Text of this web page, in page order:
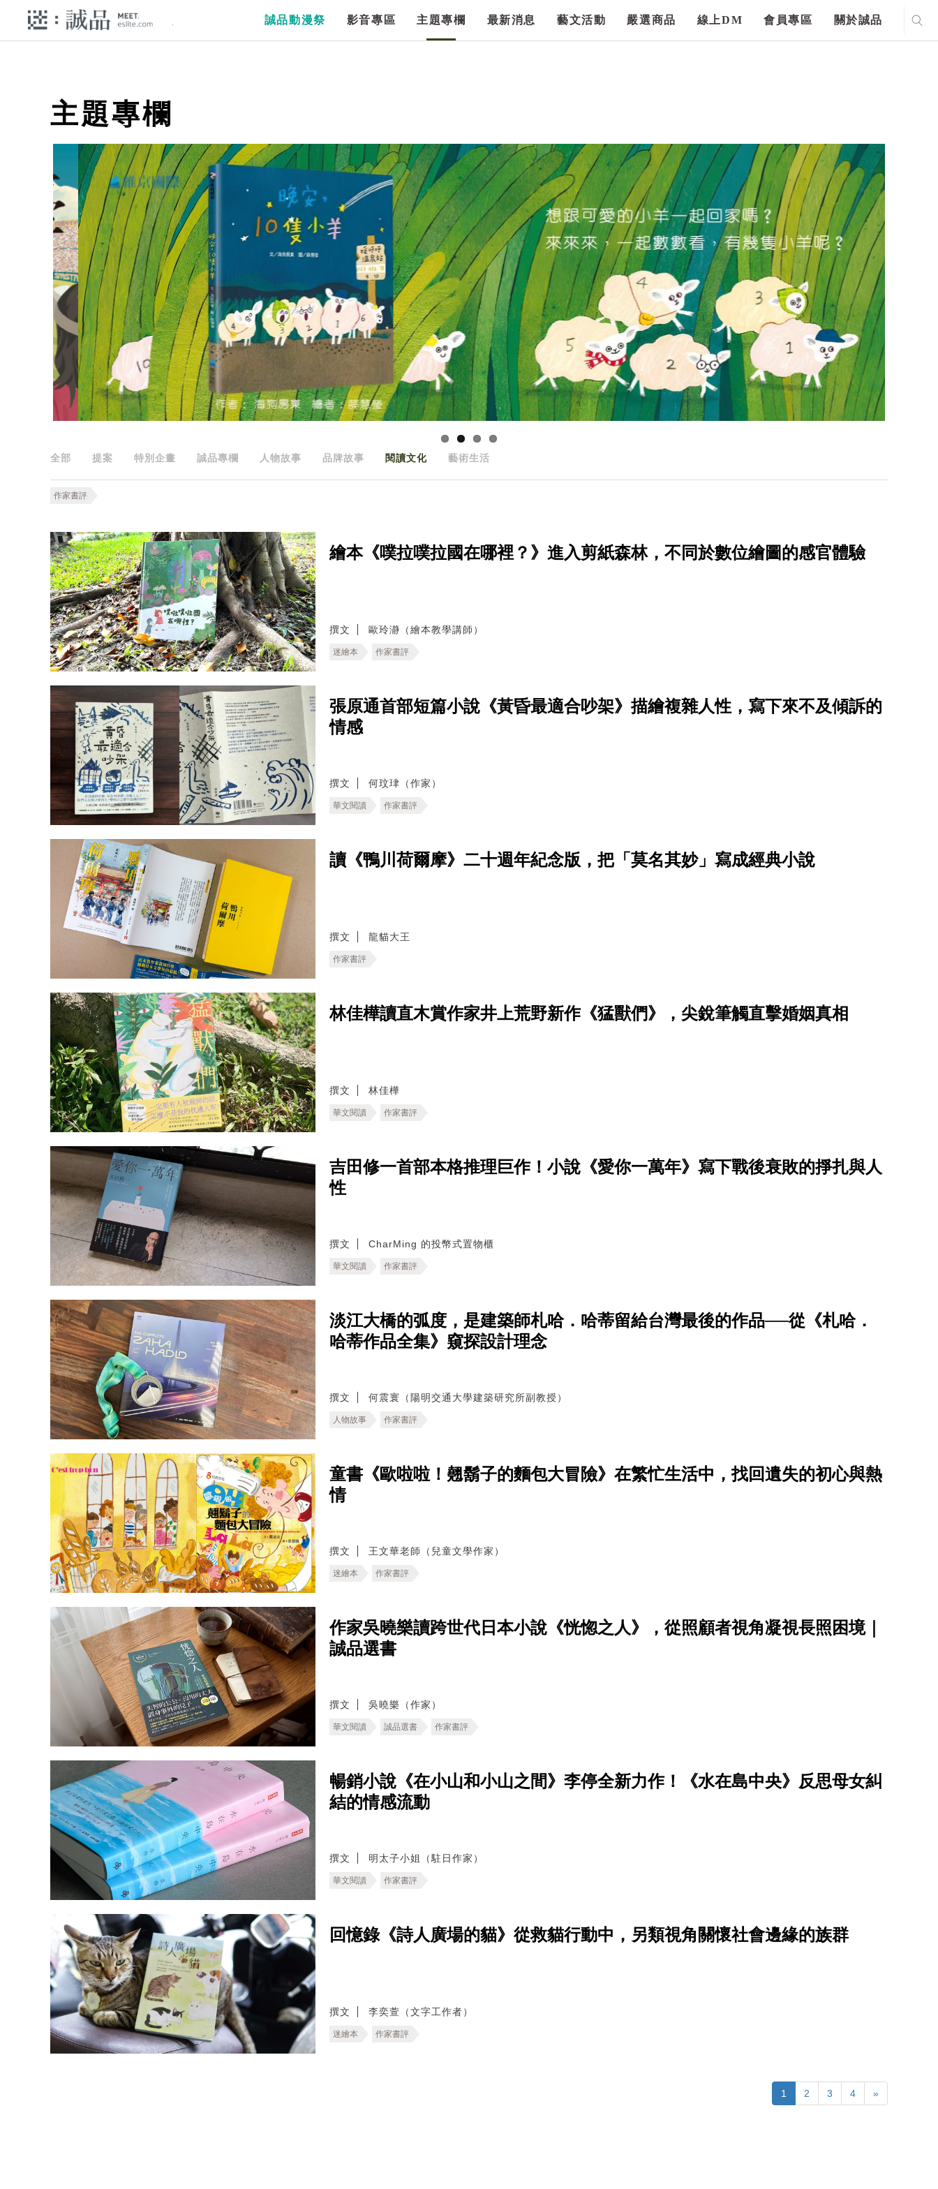
誠品動漫祭 影音專區 主題專欄 最新消息 藝文活動 嚴選商品 線上DM 會員專區 關於誠品
主題專欄
全部 提案 特別企畫 誠品專欄 人物故事 品牌故事 閱讀文化 藝術生活
作家書評
繪本《噗拉噗拉國在哪裡？》進入剪紙森林，不同於數位繪圖的感官體驗
撰文 歐玲瀞（繪本教學講師）
迷繪本 作家書評
張原通首部短篇小說《黃昏最適合吵架》描繪複雜人性，寫下來不及傾訴的
情感
撰文 何玟珒（作家）
華文閱讀 作家書評
讀《鴨川荷爾摩》二十週年紀念版，把「莫名其妙」寫成經典小說
撰文 龍貓大王
作家書評
林佳樺讀直木賞作家井上荒野新作《猛獸們》，尖銳筆觸直擊婚姻真相
撰文 林佳樺
華文閱讀 作家書評
吉田修一首部本格推理巨作！小說《愛你一萬年》寫下戰後衰敗的掙扎與人
性
撰文 CharMing 的投幣式置物櫃
華文閱讀 作家書評
淡江大橋的弧度，是建築師札哈．哈蒂留給台灣最後的作品──從《札哈．
哈蒂作品全集》窺探設計理念
撰文 何震寰（陽明交通大學建築研究所副教授）
人物故事 作家書評
童書《歐啦啦！翹鬍子的麵包大冒險》在繁忙生活中，找回遺失的初心與熱
情
撰文 王文華老師（兒童文學作家）
迷繪本 作家書評
作家吳曉樂讀跨世代日本小說《恍惚之人》，從照顧者視角凝視長照困境｜
誠品選書
撰文 吳曉樂（作家）
華文閱讀 誠品選書 作家書評
暢銷小說《在小山和小山之間》李停全新力作！《水在島中央》反思母女糾
結的情感流動
撰文 明太子小姐（駐日作家）
華文閱讀 作家書評
回憶錄《詩人廣場的貓》從救貓行動中，另類視角關懷社會邊緣的族群
撰文 李奕萱（文字工作者）
迷繪本 作家書評
1 2 3 4 »